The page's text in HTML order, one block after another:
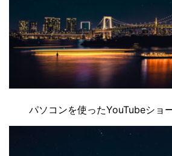
パソコンを使ったYouTubeショ